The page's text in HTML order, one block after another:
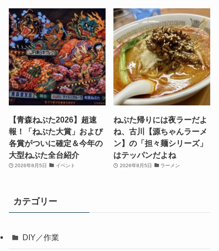
【青森ねぶた2026】超速
報！「ねぶた大賞」および
各賞がついに確定＆今年の
大型ねぶた全台紹介
2026年8月5日 イベント
ねぶた帰りには夜ラーだよ
ね、古川【源ちゃんラーメ
ン】の「担々麺シリーズ」
はテッパンだよね
2026年8月5日 ラーメン
カテゴリー
DIY／作業